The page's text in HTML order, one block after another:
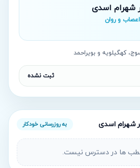
شهرام اسدی
اعصاب و روان
کهگیلویه و بویراحمد
ثبت نشده
شهرام اسدی به روزرسانی خودکار
ها در دسترس نیست.